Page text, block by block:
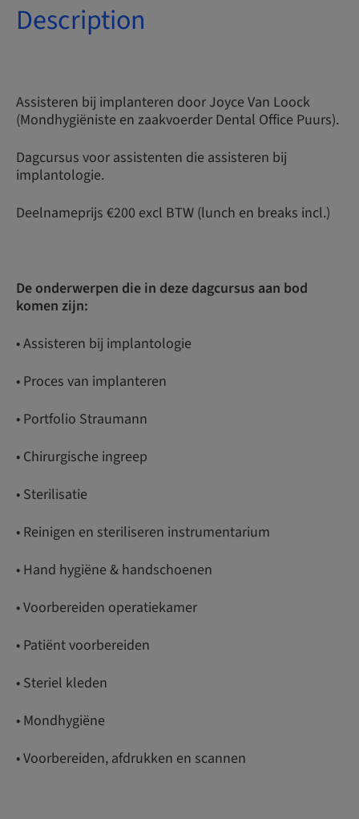
Description
Assisteren bij implanteren door Joyce Van Loock
(Mondhygiëniste en zaakvoerder Dental Office Puurs).
Dagcursus voor assistenten die assisteren bij
implantologie.
Deelnameprijs €200 excl BTW (lunch en breaks incl.)
De onderwerpen die in deze dagcursus aan bod
komen zijn:
• Assisteren bij implantologie
• Proces van implanteren
• Portfolio Straumann
• Chirurgische ingreep
• Sterilisatie
• Reinigen en steriliseren instrumentarium
• Hand hygiëne & handschoenen
• Voorbereiden operatiekamer
• Patiënt voorbereiden
• Steriel kleden
• Mondhygiëne
• Voorbereiden, afdrukken en scannen